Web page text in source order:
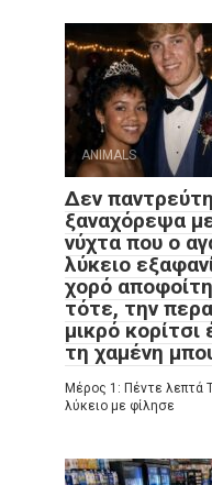
ANIMALS
Δεν
ξαναχόρεψα
νύχτα που ο
λύκειο
χορό
τότε, την
μικρό
τη χαμένη
Μέρος 1: Πέντε λεπτά
λύκειο με φίλησε